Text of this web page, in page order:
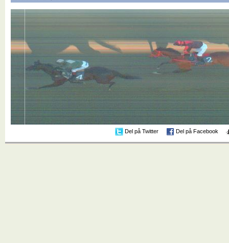
Del på Twitter Del på Facebook